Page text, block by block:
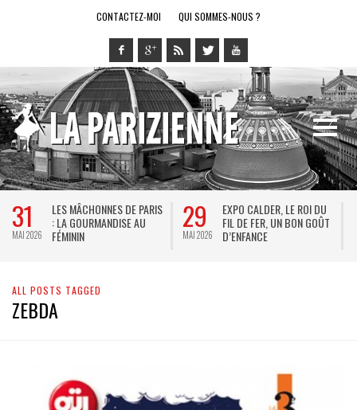
CONTACTEZ-MOI QUI SOMMES-NOUS ?
31
MAI 2026
LES MÂCHONNES DE PARIS
: LA GOURMANDISE AU
FÉMININ
29
MAI 2026
EXPO CALDER, LE ROI DU
FIL DE FER, UN BON GOÛT
D’ENFANCE
ALL POSTS TAGGED
ZEBDA